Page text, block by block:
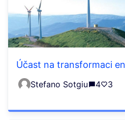
Účast na transformaci
Stefano Sotgiu 4 3